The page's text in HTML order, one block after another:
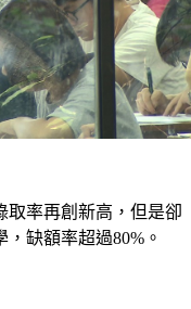
取率再創新高，但是卻
缺額率超過80%。